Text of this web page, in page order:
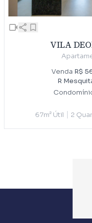
VILA
Venda R$
R
67m² Útil 2